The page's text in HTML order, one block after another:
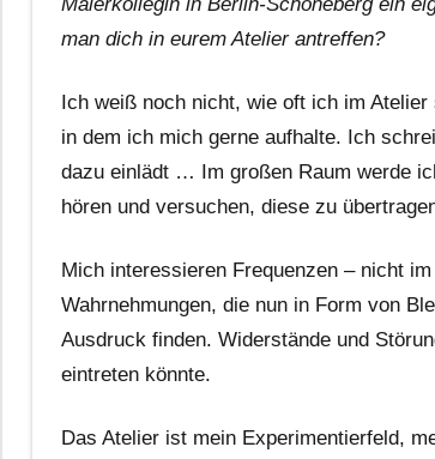
man dich in eurem Atelier antreffen?
Ich weiß noch nicht, wie oft ich im
in dem ich mich gerne aufhalte. Ich
dazu einlädt … Im großen Raum werde
hören und versuchen, diese zu
Mich interessieren Frequenzen – nicht
Wahrnehmungen, die nun in Form von
Ausdruck finden. Widerstände und
eintreten könnte.
Das Atelier ist mein Experimentierfeld,